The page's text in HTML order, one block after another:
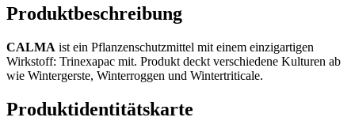
Produktbeschreibung
CALMA ist ein Pflanzenschutzmittel mit einem einzigartigen
Wirkstoff: Trinexapac mit. Produkt deckt verschiedene Kulturen ab
wie Wintergerste, Winterroggen und Wintertriticale.
Produktidentitätskarte